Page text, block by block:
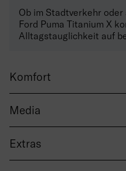
Ob im Stadtverkehr
Ford Puma Titanium X
Alltagstauglichkeit auf
Komfort
Media
Extras